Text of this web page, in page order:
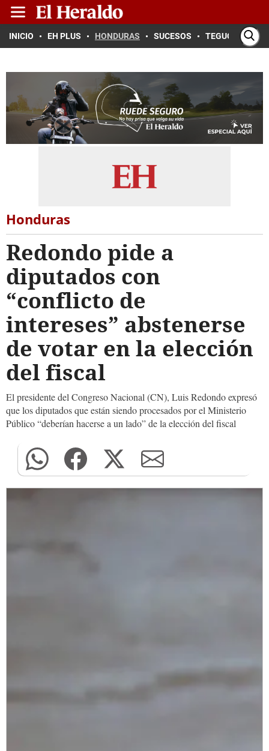
INICIO EH PLUS HONDURAS SUCESOS TEGUCIGALPA
Honduras
Redondo pide a
diputados con
“conflicto de
intereses” abstenerse
de votar en la elección
del fiscal
El presidente del Congreso Nacional (CN), Luis Redondo expresó
que los diputados que están siendo procesados por el Ministerio
Público “deberían hacerse a un lado” de la elección del fiscal